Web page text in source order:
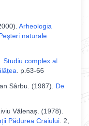
). Arheologia
naturale
Studiu complex al
p.63-66
Sârbu . (1987). De
Vălenaș . (1978).
Pădurea Craiului 2,